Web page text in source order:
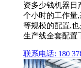
资多少钱机器日
个小时的工作量
等规模的配置,
生产线全套配置
联系电话: 180